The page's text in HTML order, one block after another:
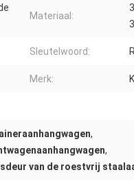
Materiaal:
Sleutelwoord:
Merk:
,
,
van de roestvrij